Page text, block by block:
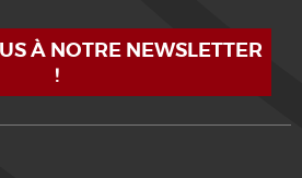
À NOTRE NEWSLETTER
!